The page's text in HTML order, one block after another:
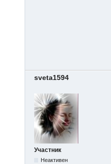
sveta1594
Участник
Неактивен